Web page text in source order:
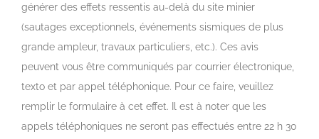
générer des effets ressentis au-delà du site minier
(sautages exceptionnels, événements sismiques de plus
grande ampleur, travaux particuliers, etc.). Ces avis
peuvent vous être communiqués par courrier électronique,
texto et par appel téléphonique. Pour ce faire, veuillez
remplir le formulaire à cet effet. Il est à noter que les
appels téléphoniques ne seront pas effectués entre 22 h 30